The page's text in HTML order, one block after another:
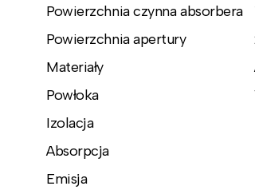
Powierzchnia czynna absorbera
Powierzchnia apertury
Materiały
Powłoka
Izolacja
Absorpcja
Emisja